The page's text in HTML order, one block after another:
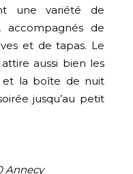
une variété de
accompagnés de
et de tapas. Le
aussi bien les
et la boîte de nuit
jusqu’au petit
Annecy